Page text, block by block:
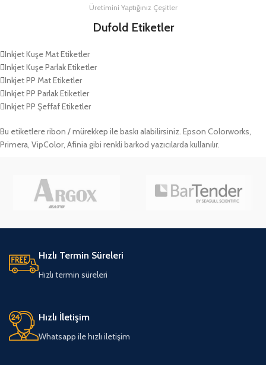
Üretimini Yaptığınız Çeşitler
Dufold Etiketler
Inkjet Kuşe Mat Etiketler
Inkjet Kuşe Parlak Etiketler
Inkjet PP Mat Etiketler
Inkjet PP Parlak Etiketler
Inkjet PP Şeffaf Etiketler
Bu etiketlere ribon / mürekkep ile baskı alabilirsiniz. Epson Colorworks,
Primera, VipColor, Afinia gibi renkli barkod yazıcılarda kullanılır.
Hızlı Termin Süreleri
Hızlı termin süreleri
Hızlı İletişim
Whatsapp ile hızlı iletişim